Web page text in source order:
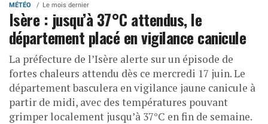
MÉTÉO Le mois dernier
Isère : jusqu’à 37°C attendus, le
département placé en vigilance canicule
La préfecture de l’Isère alerte sur un épisode de
fortes chaleurs attendu dès ce mercredi 17 juin. Le
département basculera en vigilance jaune canicule à
partir de midi, avec des températures pouvant
grimper localement jusqu’à 37°C en fin de semaine.